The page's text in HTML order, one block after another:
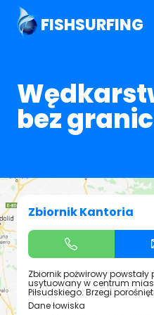
FISHSURFING
bez granic
Zbiornik Kantoria
Zbiornik pożwirowy
usytuowany w centrum
Piłsudskiego. Brzegi
Dane łowiska